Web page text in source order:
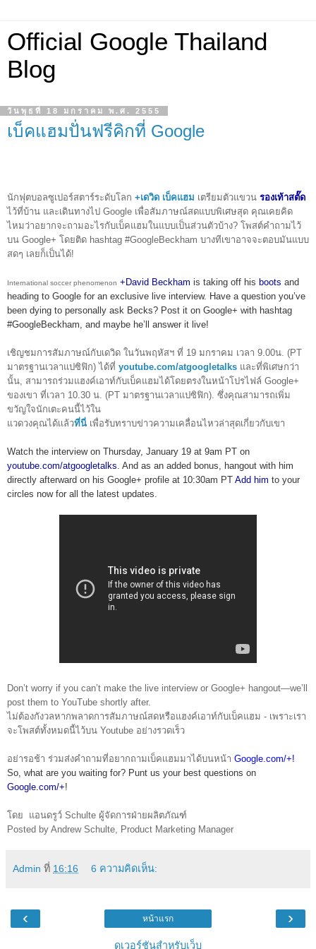
Official Google Thailand
Blog
วันพุธที่ 18 มกราคม พ.ศ. 2555
เบ็คแฮมปั่นฟรีคิกที่ Google
นักฟุตบอลซูเปอร์สตาร์ระดับโลก +เดวิด เบ็คแฮม เตรียมตัวแขวน รองเท้าสตั๊ด
ไว้ที่บ้าน และเดินทางไป Google เพื่อสัมภาษณ์สดแบบพิเศษสุด คุณเคยคิด
ไหมว่าอยากจะถามอะไรกับเบ็คแฮมในแบบเป็นส่วนตัวบ้าง? โพสต์คำถามไว้
บน Google+ โดยติด hashtag #GoogleBeckham บางทีเขาอาจจะตอบมันแบบ
สดๆ เลยก็เป็นได้!
International soccer phenomenon +David Beckham is taking off his boots and
heading to Google for an exclusive live interview. Have a question you’ve
been dying to personally ask Becks? Post it on Google+ with hashtag
#GoogleBeckham, and maybe he’ll answer it live!
เชิญชมการสัมภาษณ์กับเดวิด ในวันพฤหัสฯ ที่ 19 มกราคม เวลา 9.00น. (PT
มาตรฐานเวลาแปซิฟิก) ได้ที่ youtube.com/atgoogletalks และที่พิเศษกว่า
นั้น, สามารถร่วมแฮงค์เอาท์กับเบ็คแฮมได้โดยตรงในหน้าโปรไฟล์ Google+
ของเขา ที่เวลา 10.30 น. (PT มาตรฐานเวลาแปซิฟิก). ซึ่งคุณสามารถเพิ่ม
ขวัญใจนักเตะคนนี้ไว้ใน
แวดวงคุณได้เเล้วที่นี่ เพื่อรับทราบข่าวความเคลื่อนไหวล่าสุดเกี่ยวกับเขา
youtube.com/atgoogletalks . And as an added bonus, hangout with him
directly afterward on his Google+ profile at 10:30am PT Add him to your
circles now for all the latest updates.
Don’t worry if you can’t make the live interview or Google+ hangout—we’ll
post them to YouTube shortly after.
ไม่ต้องกังวลหากพลาดการสัมภาษณ์สดหรือแฮงค์เอาท์กับเบ็คแฮม - เพราะเรา
จะโพสต์ทั้งหมดนี้ไว้บน Youtube อย่างรวดเร็ว
อย่ารอช้า ร่วมส่งคำถามที่อยากถามเบ็คเเฮมมาได้บนหน้า Google.com/+!
Google.com/+!
โดย  แอนดรูว์ Schulte ผู้จัดการฝ่ายผลิตภัณฑ์
Posted by Andrew Schulte, Product Marketing Manager
Admin ที่ 16:16 6 ความคิดเห็น:
‹ ›
หน้าแรก
ดูเวอร์ชันสำหรับเว็บ